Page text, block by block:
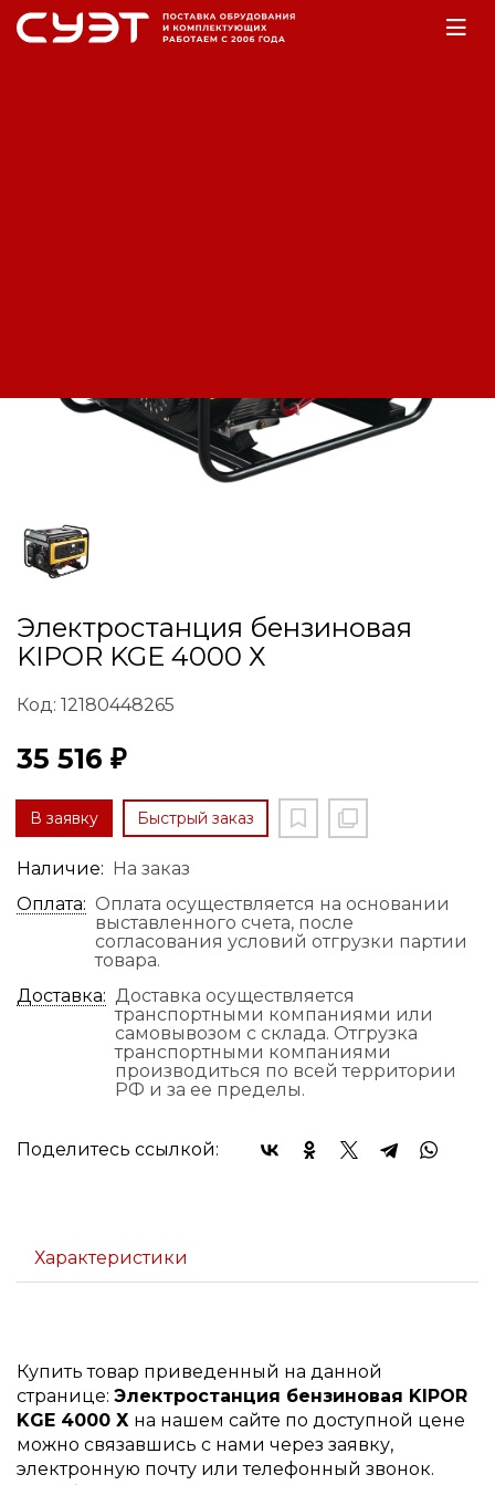
Электростанция бензиновая
KIPOR KGE 4000 Х
Код: 12180448265
35 516 ₽
В заявку Быстрый заказ
Наличие: На заказ
Оплата: Оплата осуществляется на основании
выставленного счета, после
согласования условий отгрузки партии
товара.
Доставка: Доставка осуществляется
транспортными компаниями или
самовывозом с склада. Отгрузка
транспортными компаниями
производиться по всей территории
РФ и за ее пределы.
Поделитесь ссылкой:
Характеристики
Купить товар приведенный на данной
странице: Электростанция бензиновая KIPOR
KGE 4000 Х на нашем сайте по доступной цене
можно связавшись с нами через заявку,
электронную почту или телефонный звонок.